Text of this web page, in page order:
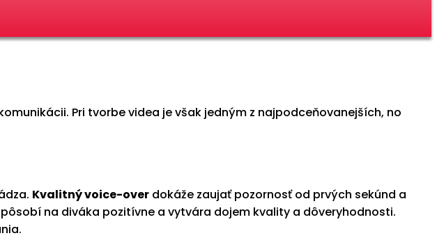
Pri tvorbe videa je však jedným z najpodceňovanejších, no
Kvalitný voice-over dokáže zaujať pozornosť od prvých sekúnd a
na diváka pozitívne a vytvára dojem kvality a dôveryhodnosti.